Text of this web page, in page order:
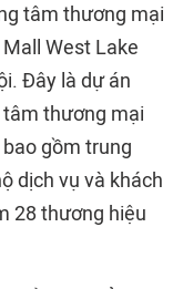
tâm thương mại
West Lake
Đây là dự án
thương mại
gồm trung
dịch vụ và khách
28 thương hiệu